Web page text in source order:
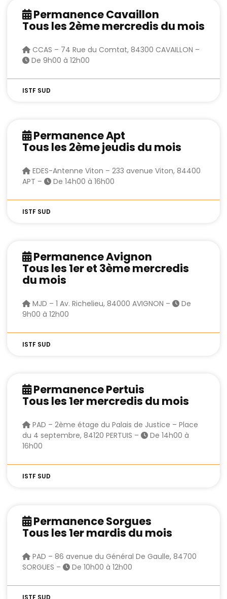
Permanence Cavaillon
Tous les 2ème mercredis du mois
CCAS – 74 Rue du Comtat, 84300 CAVAILLON –
De 9h00 à 12h00
ISTF SUD
Permanence Apt
Tous les 2ème jeudis du mois
EDES-Antenne Viton – 233 avenue Viton, 84400
APT –
De 14h00 à 16h00
ISTF SUD
Permanence Avignon
Tous les 1er et 3ème mercredis
du mois
MJD – 1 Av. Richelieu, 84000 AVIGNON –
De
9h00 à 12h00
ISTF SUD
Permanence Pertuis
Tous les 1er mercredis du mois
PAD – 2ème étage du Palais de Justice – Place
du 4 septembre, 84120 PERTUIS –
De 14h00 à
16h00
ISTF SUD
Permanence Sorgues
Tous les 1er mardis du mois
PAD – 86 avenue du Général De Gaulle, 84700
SORGUES –
De 10h00 à 12h00
ISTF SUD